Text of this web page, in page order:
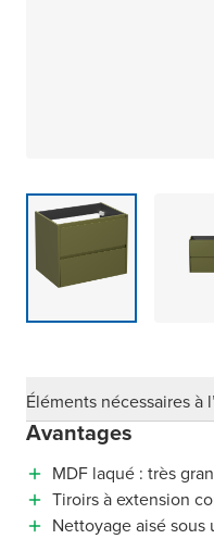
Éléments nécessaires à
Avantages
MDF laqué : très
Tiroirs à extension
Nettoyage aisé